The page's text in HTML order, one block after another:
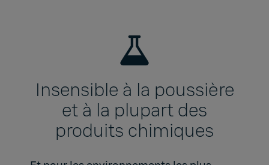
Insensible à la poussière
et à la plupart des
produits chimiques